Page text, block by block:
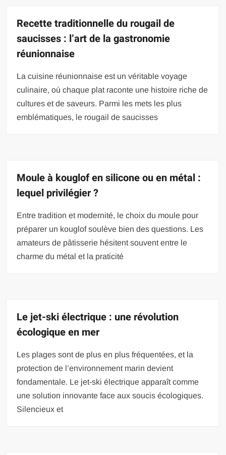
Recette traditionnelle du rougail de
saucisses : l’art de la gastronomie
réunionnaise
La cuisine réunionnaise est un véritable voyage
culinaire, où chaque plat raconte une histoire riche de
cultures et de saveurs. Parmi les mets les plus
emblématiques, le rougail de saucisses
Moule à kouglof en silicone ou en métal :
lequel privilégier ?
Entre tradition et modernité, le choix du moule pour
préparer un kouglof soulève bien des questions. Les
amateurs de pâtisserie hésitent souvent entre le
charme du métal et la praticité
Le jet-ski électrique : une révolution
écologique en mer
Les plages sont de plus en plus fréquentées, et la
protection de l’environnement marin devient
fondamentale. Le jet-ski électrique apparaît comme
une solution innovante face aux soucis écologiques.
Silencieux et